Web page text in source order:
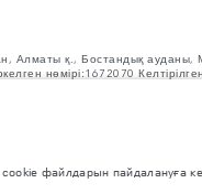
Алматы қ., Бостандық
нөмірі:1672070
орнатылған керек-
массасы және
әлемдік тапшылығы
файлдарын пайдалануға